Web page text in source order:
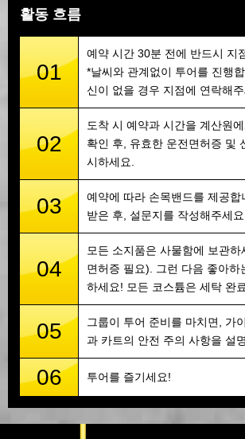
활동 흐름
01
예약 시간 30분 전에 반드시 지
*날씨와 관계없이 투어를 진행
신이 없을 경우 지점에 연락해
02
도착 시 예약과 시간을 계산원
확인 후, 유효한 운전면허증 및
시하세요.
03
예약에 따라 손목밴드를 제공합
받은 후, 설문지를 작성해주세
04
모든 소지품은 사물함에 보관하
면허증 필요). 그런 다음 좋아하
하세요! 모든 코스튬은 세탁 완
05
그룹이 투어 준비를 마치면, 가
과 카트의 안전 주의 사항을 설
06 투어를 즐기세요!